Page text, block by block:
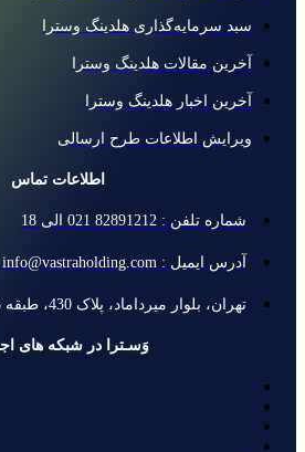
سبد سرمایه‌گذاری هلدینگ وسترا
آخرین مقالات هلدینگ وسترا
آخرین اخبار هلدینگ وسترا
ویرایش اطلاعات طرح ارسالی
اطلاعات تماس
شماره تلفن : 82891212 021 الی 18
آدرس ایمیل : info@vastraholding.com
تهران، بلوار میرداماد، پلاک 430، طبقه 8
وَسـترا در شبکه های